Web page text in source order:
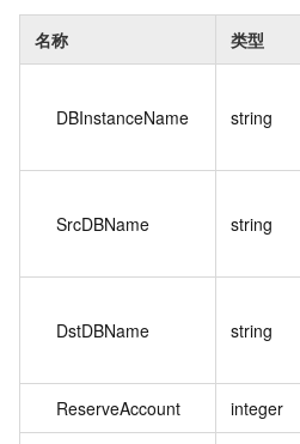
名称 类型
DBInstanceName string
SrcDBName string
DstDBName string
ReserveAccount integer